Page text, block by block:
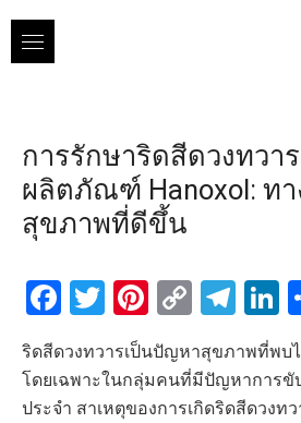
content
การรักษาริดสีดวงทวา
ผลิตภัณฑ์ Hanoxol: ทา
สุขภาพที่ดีขึ้น
Facebook
Twitter
Pinterest
Copy
ริดสีดวงทวารเป็นปัญหาสุขภาพที่พบ
โดยเฉพาะในกลุ่มคนที่มีปัญหาการขั
ประจำ สาเหตุของการเกิดริดสีดวงท